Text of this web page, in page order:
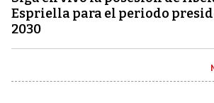
Espriella para el periodo
2030